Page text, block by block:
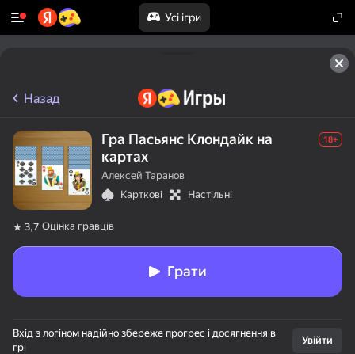
Усі ігри
Назад
Гра Пасьянс Клондайк на
картах
18+
Алексей Таранов
Карткові
Настільні
3,7 Оцінка гравців
Грати
Вхід з логіном надійно збереже прогрес і досягнення в
грі
Увійти